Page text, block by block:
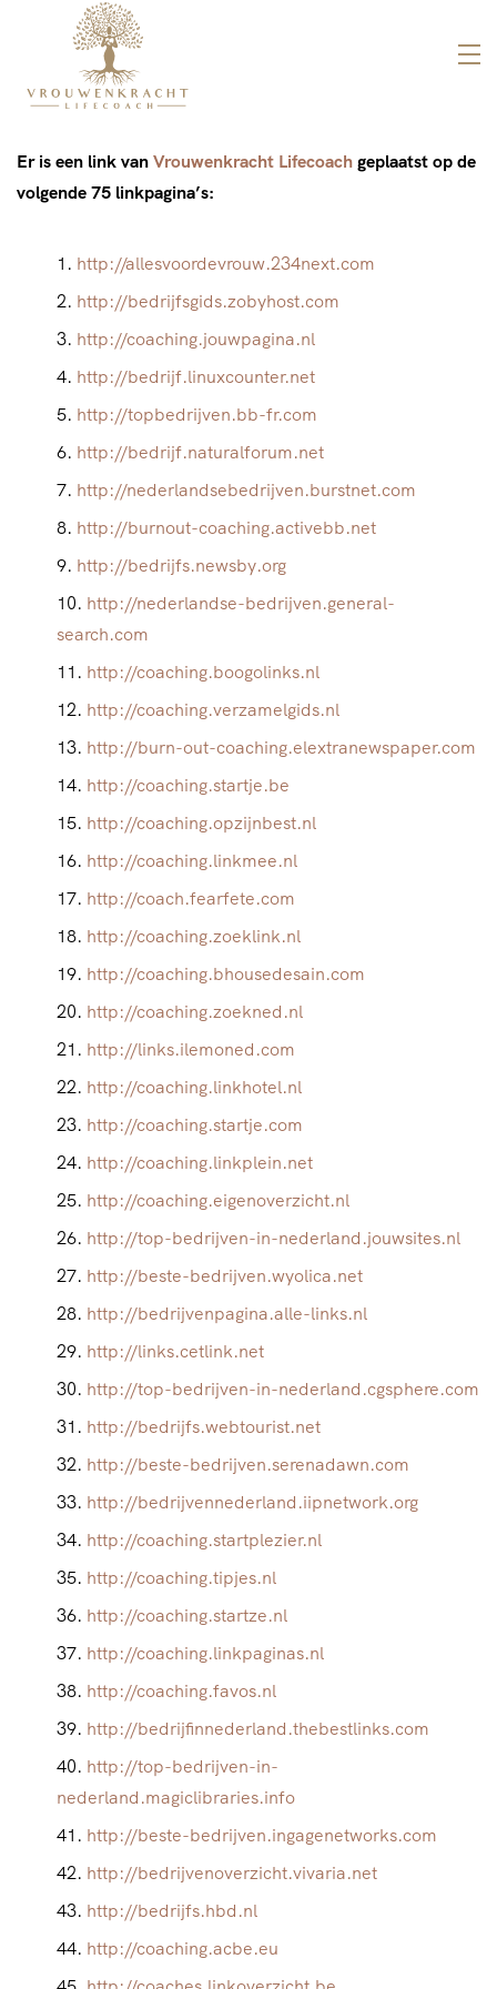
Er is een link vanVrouwenkracht Lifecoachgeplaatst op de
volgende 75 linkpagina’s:
http://allesvoordevrouw.234next.com
http://bedrijfsgids.zobyhost.com
http://coaching.jouwpagina.nl
http://bedrijf.linuxcounter.net
http://topbedrijven.bb-fr.com
http://bedrijf.naturalforum.net
http://nederlandsebedrijven.burstnet.com
http://burnout-coaching.activebb.net
http://bedrijfs.newsby.org
http://nederlandse-bedrijven.general-
search.com
http://coaching.boogolinks.nl
http://coaching.verzamelgids.nl
http://burn-out-coaching.elextranewspaper.com
http://coaching.startje.be
http://coaching.opzijnbest.nl
http://coaching.linkmee.nl
http://coach.fearfete.com
http://coaching.zoeklink.nl
http://coaching.bhousedesain.com
http://coaching.zoekned.nl
http://links.ilemoned.com
http://coaching.linkhotel.nl
http://coaching.startje.com
http://coaching.linkplein.net
http://coaching.eigenoverzicht.nl
http://top-bedrijven-in-nederland.jouwsites.nl
http://beste-bedrijven.wyolica.net
http://bedrijvenpagina.alle-links.nl
http://links.cetlink.net
http://top-bedrijven-in-nederland.cgsphere.com
http://bedrijfs.webtourist.net
http://beste-bedrijven.serenadawn.com
http://bedrijvennederland.iipnetwork.org
http://coaching.startplezier.nl
http://coaching.tipjes.nl
http://coaching.startze.nl
http://coaching.linkpaginas.nl
http://coaching.favos.nl
http://bedrijfinnederland.thebestlinks.com
http://top-bedrijven-in-
nederland.magiclibraries.info
http://beste-bedrijven.ingagenetworks.com
http://bedrijvenoverzicht.vivaria.net
http://bedrijfs.hbd.nl
http://coaching.acbe.eu